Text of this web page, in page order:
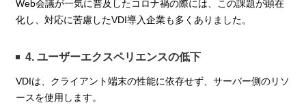
Web会議が一気に普及したコロナ禍の際には、この課題が顕在
化し、対応に苦慮したVDI導入企業も多くありました。
4. ユーザーエクスペリエンスの低下
VDIは、クライアント端末の性能に依存せず、サーバー側のリソ
ースを使用します。